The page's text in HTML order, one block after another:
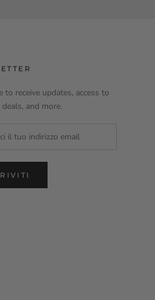
to receive updates, access to
deals, and more.